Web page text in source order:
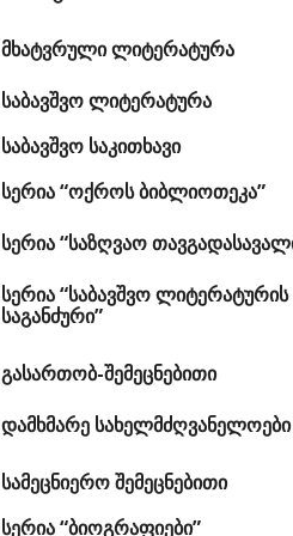
მხატვრული ლიტერატურა
საბავშვო ლიტერატურა
საბავშვო საკითხავი
სერია “ოქროს ბიბლიოთეკა”
სერია “საზღვაო
სერია “საბავშვო ლიტერატურის
საგანძური”
გასართობ-შემეცნებითი
დამხმარე სახელმძღვანელოები
სამეცნიერო შემეცნებითი
სერია “ბიოგრაფიები”